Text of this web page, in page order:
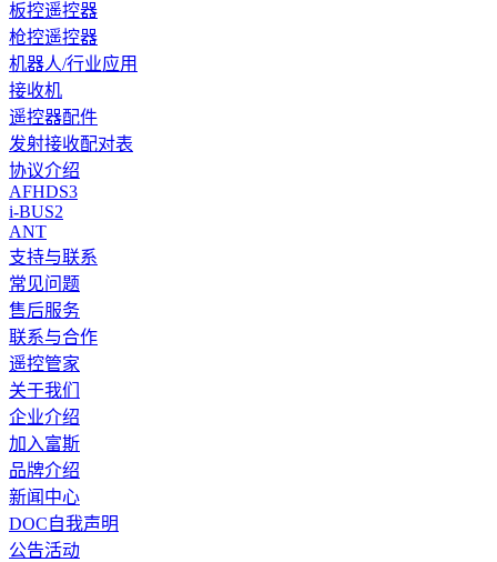
板控遥控器
枪控遥控器
机器人/行业应用
接收机
遥控器配件
发射接收配对表
协议介绍
AFHDS3
i-BUS2
ANT
支持与联系
常见问题
售后服务
联系与合作
遥控管家
关于我们
企业介绍
加入富斯
品牌介绍
新闻中心
DOC自我声明
公告活动